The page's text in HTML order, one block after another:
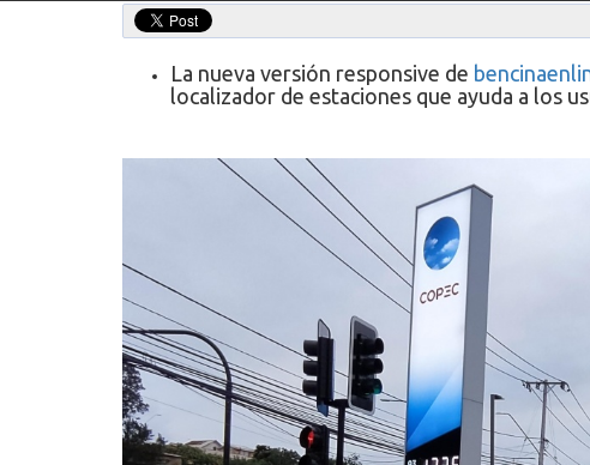
La nueva versión responsive de
localizador de estaciones que ayuda a los